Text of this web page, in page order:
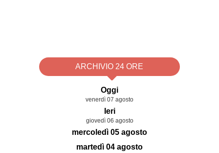
ARCHIVIO 24 ORE
Oggi
venerdì 07 agosto
Ieri
giovedì 06 agosto
mercoledì 05 agosto
martedì 04 agosto